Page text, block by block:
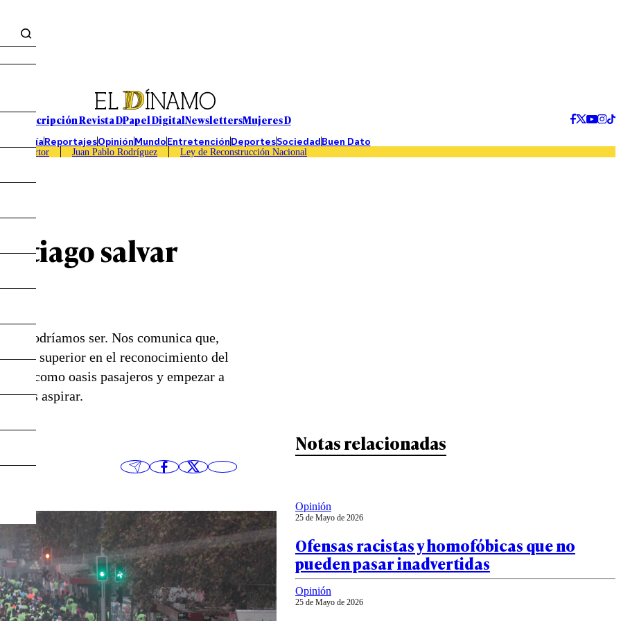
Suscripción Revista DPapel DigitalNewslettersMujeres D
EconomíaReportajesOpiniónMundoEntretenciónDeportesSociedadBuen Dato
Caso Sartor Juan Pablo Rodríguez Ley de Reconstrucción Nacional
salvar
podríamos ser. Nos comunica que,
valor superior en el reconocimiento del
como oasis pasajeros y empezar a
aspirar.
Notas relacionadas
Opinión
25 de Mayo de 2026
Ofensas racistas y homofóbicas que no
pueden pasar inadvertidas
Opinión
25 de Mayo de 2026